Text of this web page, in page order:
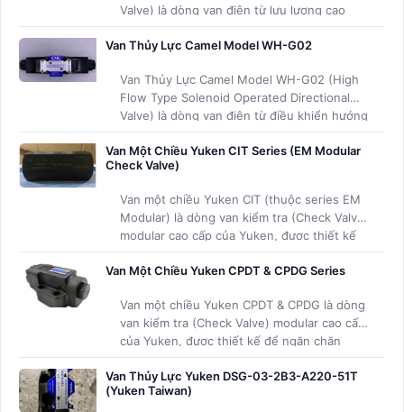
Valve) là dòng van điện từ lưu lượng cao
kích thước lớn hơn của hãng Camel
Precision (CML - Đài Loan)
Van Thủy Lực Camel Model WH-G02
Van Thủy Lực Camel Model WH-G02 (High
Flow Type Solenoid Operated Directional
Valve) là dòng van điện từ điều khiển hướng
lưu lượng cao của hãng Camel Precision
(CML - Đài Loan).
Van Một Chiều Yuken CIT Series (EM Modular
Check Valve)
Van một chiều Yuken CIT (thuộc series EM
Modular) là dòng van kiểm tra (Check Valve)
modular cao cấp của Yuken, được thiết kế
để ngăn chặn dòng chảy ngược, giữ áp suất
và chống tụt tải cho xi lanh thủy lực
Van Một Chiều Yuken CPDT & CPDG Series
Van một chiều Yuken CPDT & CPDG là dòng
van kiểm tra (Check Valve) modular cao cấp
của Yuken, được thiết kế để ngăn chặn
dòng chảy ngược trong hệ thống thủy lực,
giữ áp suất và chống tụt tải cho xi lanh.
Van Thủy Lực Yuken DSG-03-2B3-A220-51T
(Yuken Taiwan)